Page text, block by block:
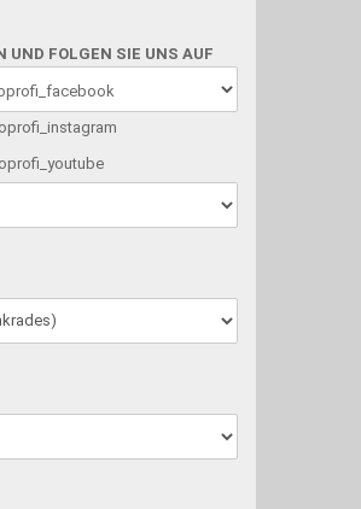
UND FOLGEN SIE UNS AUF